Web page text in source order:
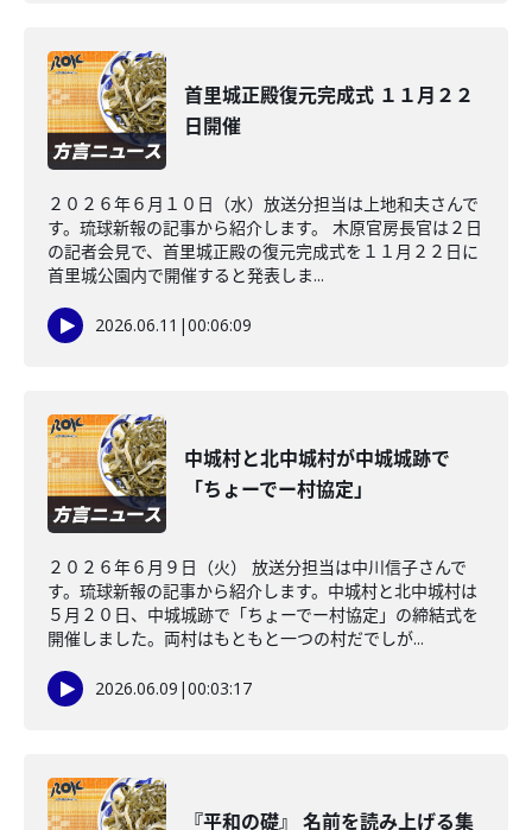
首里城正殿復元完成式 １１月２２
日開催
２０２６年６月１０日（水）放送分担当は上地和夫さんで
す。琉球新報の記事から紹介します。 木原官房長官は２日
の記者会見で、首里城正殿の復元完成式を１１月２２日に
首里城公園内で開催すると発表しま...
2026.06.11 |00:06:09
中城村と北中城村が中城城跡で
「ちょーでー村協定」
２０２６年６月９日（火） 放送分担当は中川信子さんで
す。琉球新報の記事から紹介します。中城村と北中城村は
５月２０日、中城城跡で「ちょーでー村協定」の締結式を
開催しました。両村はもともと一つの村だでしが...
2026.06.09 |00:03:17
『平和の礎』 名前を読み上げる集